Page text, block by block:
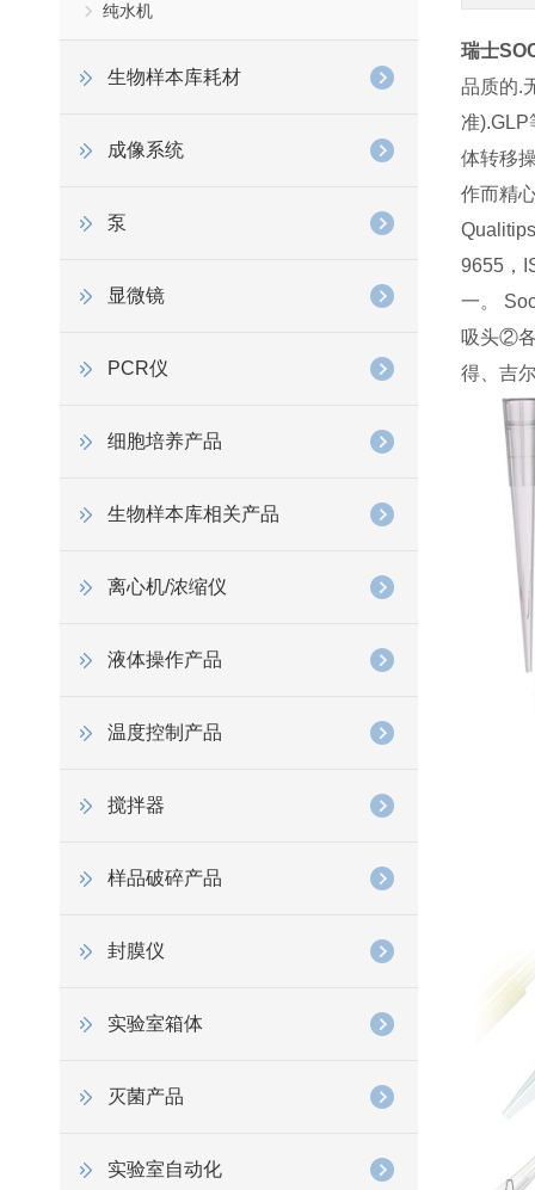
纯水机
生物样本库耗材
成像系统
泵
显微镜
PCR仪
细胞培养产品
生物样本库相关产品
离心机/浓缩仪
液体操作产品
温度控制产品
搅拌器
样品破碎产品
封膜仪
实验室箱体
灭菌产品
实验室自动化
瑞士
品质的.
准).GLP
体转移
作而精
9655，
一。
吸头②各
得、吉